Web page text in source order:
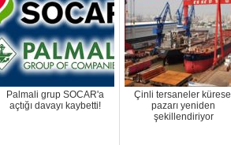
Palmali grup SOCAR'a
açtığı davayı kaybetti!
Çinli tersaneler küresel
pazarı yeniden
şekillendiriyor